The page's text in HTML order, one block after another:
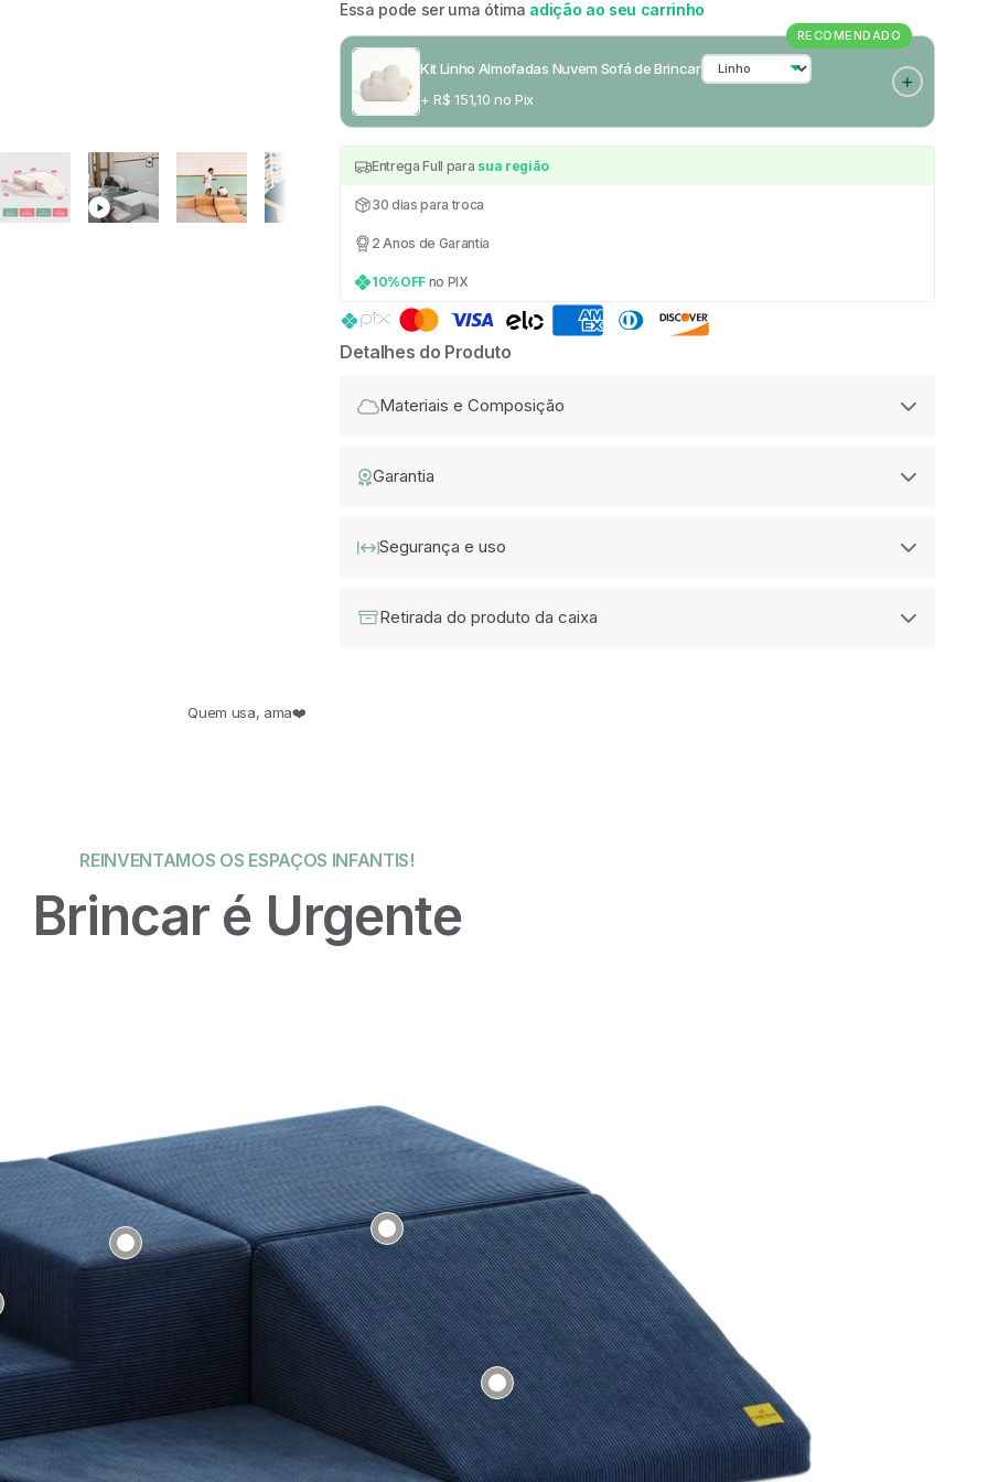
Essa pode ser uma ótima adição ao seu carrinho
RECOMENDADO
Kit Linho Almofadas Nuvem Sofá de Brincar
+ R$ 151,10 no Pix
Entrega Full para sua região
30 dias para troca
2 Anos de Garantia
10%OFF no PIX
Detalhes do Produto
Materiais e Composição
Garantia
Segurança e uso
Retirada do produto da caixa
Quem usa, ama❤️
REINVENTAMOS OS ESPAÇOS INFANTIS!
Brincar é Urgente
Boucle